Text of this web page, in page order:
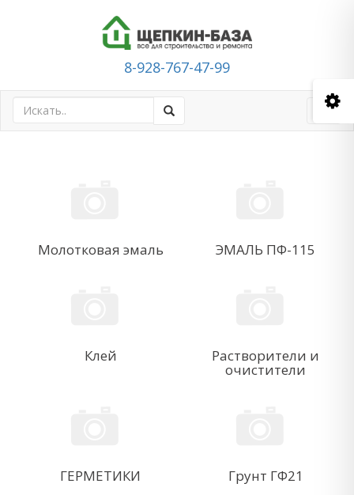
8-928-767-47-99
Молотковая эмаль ЭМАЛЬ ПФ-115
Клей Растворители и
очистители
ГЕРМЕТИКИ Грунт ГФ21